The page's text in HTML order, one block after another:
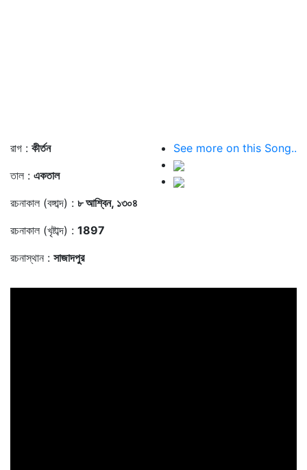
রাগ : কীর্তন
তাল : একতাল
রচনাকাল (বঙ্গাব্দ) : ৮ আশ্বিন, ১৩০৪
রচনাকাল (খৃষ্টাব্দ) : 1897
রচনাস্থান : সাজাদপুর
See more on this Song..